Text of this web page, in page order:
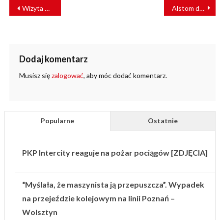
NAWIGACJA
WPISU
Wizyta Studyjna Polskiej Izby Kolei w PKP Intercity Remtrak [ZDJĘCIA] Alstom dostarczy tramwaje do Strasburga
Dodaj komentarz
Musisz sięzalogować, aby móc dodać komentarz.
Popularne Ostatnie
PKP Intercity reaguje na pożar pociągów [ZDJĘCIA]
“Myślała, że maszynista ją przepuszcza”. Wypadek
na przejeździe kolejowym na linii Poznań –
Wolsztyn